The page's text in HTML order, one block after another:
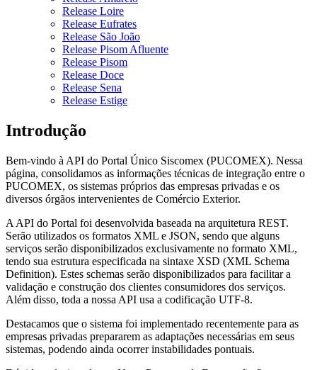
Release Loire
Release Eufrates
Release São João
Release Pisom Afluente
Release Pisom
Release Doce
Release Sena
Release Estige
Introdução
Bem-vindo à API do Portal Único Siscomex (PUCOMEX). Nessa
página, consolidamos as informações técnicas de integração entre o
PUCOMEX, os sistemas próprios das empresas privadas e os
diversos órgãos intervenientes de Comércio Exterior.
A API do Portal foi desenvolvida baseada na arquitetura REST.
Serão utilizados os formatos XML e JSON, sendo que alguns
serviços serão disponibilizados exclusivamente no formato XML,
tendo sua estrutura especificada na sintaxe XSD (XML Schema
Definition). Estes schemas serão disponibilizados para facilitar a
validação e construção dos clientes consumidores dos serviços.
Além disso, toda a nossa API usa a codificação UTF-8.
Destacamos que o sistema foi implementado recentemente para as
empresas privadas prepararem as adaptações necessárias em seus
sistemas, podendo ainda ocorrer instabilidades pontuais.